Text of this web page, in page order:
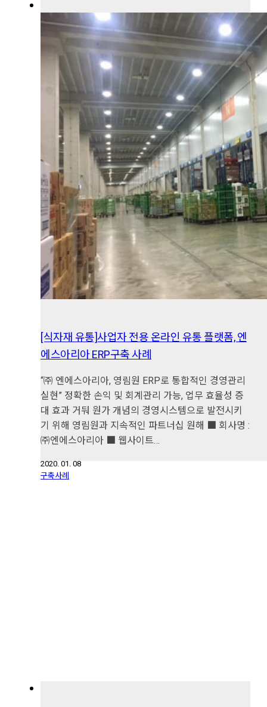
[식자재 유통]사업자 전용 온라인 유통 플랫폼, 엔
에스아리아 ERP구축 사례
“㈜ 엔에스아리아, 영림원 ERP로 통합적인 경영관리
실현” 정확한 손익 및 회계관리 가능, 업무 효율성 증
대 효과 거둬 원가 개념의 경영시스템으로 발전시키
기 위해 영림원과 지속적인 파트너십 원해 ■ 회사명 :
㈜엔에스아리아 ■ 웹사이트…
2020. 01. 08
구축사례